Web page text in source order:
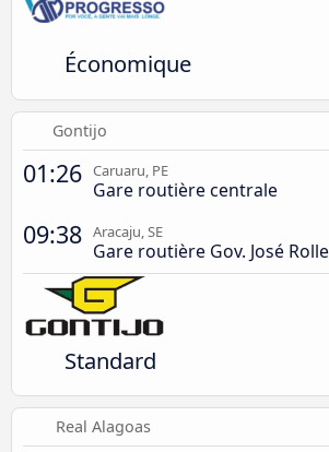
Économique
Gontijo
01:26 Caruaru, PE
Gare routière centrale
09:38 Aracaju, SE
Gare routière Gov. José
Standard
Real Alagoas